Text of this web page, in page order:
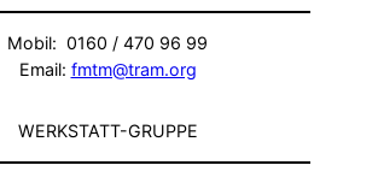
Mobil: 0160 / 470 96 99
Email: fmtm@tram.org
WERKSTATT-GRUPPE